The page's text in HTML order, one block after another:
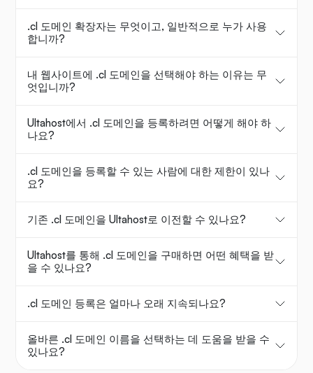
.cl 도메인 확장자는 무엇이고, 일반적으로 누가 사용
합니까?
내 웹사이트에 .cl 도메인을 선택해야 하는 이유는 무
엇입니까?
Ultahost에서 .cl 도메인을 등록하려면 어떻게 해야 하
나요?
.cl 도메인을 등록할 수 있는 사람에 대한 제한이 있나
요?
기존 .cl 도메인을 Ultahost로 이전할 수 있나요?
Ultahost를 통해 .cl 도메인을 구매하면 어떤 혜택을 받
을 수 있나요?
.cl 도메인 등록은 얼마나 오래 지속되나요?
올바른 .cl 도메인 이름을 선택하는 데 도움을 받을 수
있나요?